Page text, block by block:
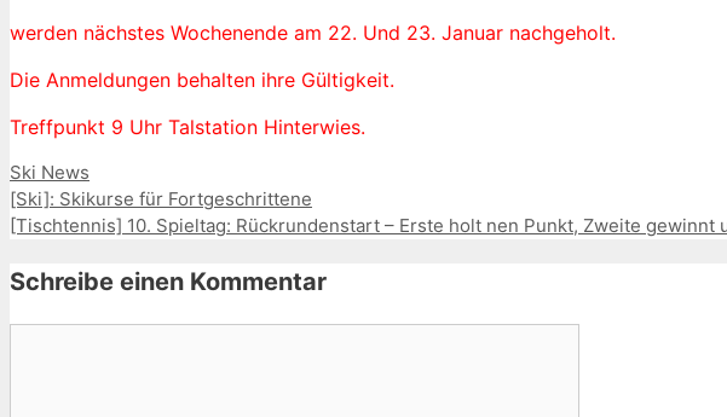
werden nächstes Wochenende am 22. Und 23. Januar nachgeholt.
Die Anmeldungen behalten ihre Gültigkeit.
Treffpunkt 9 Uhr Talstation Hinterwies.
Kategorien
Ski News
[Ski]: Skikurse für Fortgeschrittene
[Tischtennis] 10. Spieltag: Rückrundenstart – Erste holt nen Punkt, Zweite gewinnt
Schreibe einen Kommentar